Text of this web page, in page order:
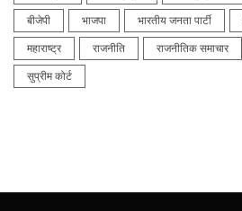
बीजेपी भाजपा भारतीय जनता पार्टी
महाराष्ट्र राजनीति राजनीतिक समाचार
सुप्रीम कोर्ट